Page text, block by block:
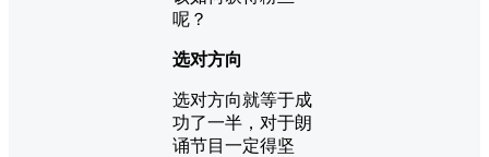
呢？
选对方向
选对方向就等于成
功了一半，对于朗
诵节目一定得坚